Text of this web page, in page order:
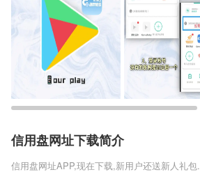
信用盘网址下载简介
信用盘网址APP,现在下载,新用户还送新人礼包.